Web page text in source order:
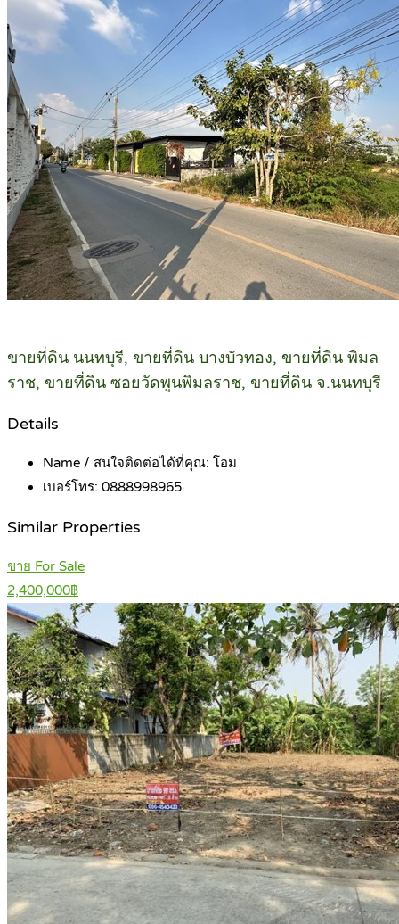
ขายที่ดิน นนทบุรี, ขายที่ดิน บางบัวทอง, ขายที่ดิน พิมล
ราช, ขายที่ดิน ซอยวัดพูนพิมลราช, ขายที่ดิน จ.นนทบุรี
Details
Name / สนใจติดต่อได้ที่คุณ: โอม
เบอร์โทร: 0888998965
Similar Properties
ขาย For Sale
2,400,000฿